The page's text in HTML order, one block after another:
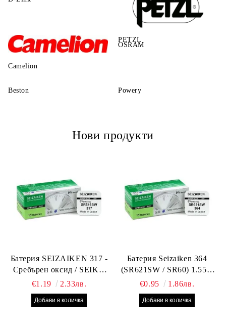
PETZL
Camelion
OSRAM
Beston Powery
Нови продукти
Батерия SEIZAIKEN 317 -
Сребърен оксид / SEIKO
SR516SW / SR62 – 1.55V –
Оригинална от Япония
€1.19 2.33лв.
Батерия Seizaiken 364
(SR621SW / SR60) 1.55V
Silver Oxide – оригинална
Seiko батерия за часовник
€0.95 1.86лв.